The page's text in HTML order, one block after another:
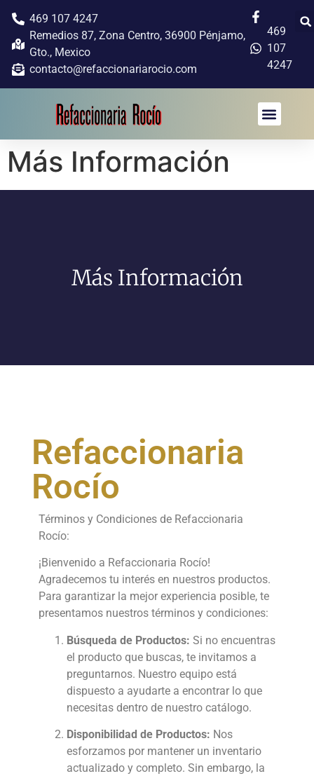
469
107
4247
469 107 4247
Remedios 87, Zona Centro, 36900 Pénjamo,
Gto., Mexico
contacto@refaccionariarocio.com
Más Información
Más Información
Refaccionaria
Rocío
Términos y Condiciones de Refaccionaria
Rocío:
¡Bienvenido a Refaccionaria Rocío!
Agradecemos tu interés en nuestros productos.
Para garantizar la mejor experiencia posible, te
presentamos nuestros términos y condiciones:
Búsqueda de Productos: Si no encuentras
el producto que buscas, te invitamos a
preguntarnos. Nuestro equipo está
dispuesto a ayudarte a encontrar lo que
necesitas dentro de nuestro catálogo.
Disponibilidad de Productos: Nos
esforzamos por mantener un inventario
actualizado y completo. Sin embargo, la